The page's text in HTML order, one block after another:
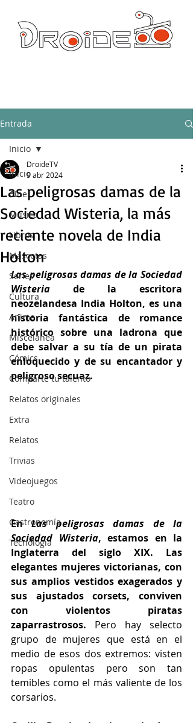
Entrada
Inicio
Cine
Música
Libros
Mascotas
Series
Cultura
Anime
Miscelánea
Cómics
Comparte tu talento
Relatos originales
Extra
Relatos
Trivias
Videojuegos
Teatro
Gastronomía
Tecnología
Inicio
Las peligrosas damas de la
Sociedad Wisteria, la más
reciente novela de India
Holton
DroideTV
9 abr 2024
Las peligrosas damas de la Sociedad
Wisteria de la escritora
neozelandesa India Holton, es una
historia fantástica de romance
histórico sobre una ladrona que
debe salvar a su tía de un pirata
enloquecido y de su encantador y
peligroso secuaz.
En Las peligrosas damas de la
Sociedad Wisteria, estamos en la
Inglaterra del siglo XIX. Las
elegantes mujeres victorianas, con
sus amplios vestidos exagerados y
sus ajustados corsets, conviven
con violentos piratas
zaparrastrosos. Pero hay selecto
grupo de mujeres que está en el
medio de esos dos extremos: visten
ropas opulentas pero son tan
temibles como el más valiente de los
corsarios.